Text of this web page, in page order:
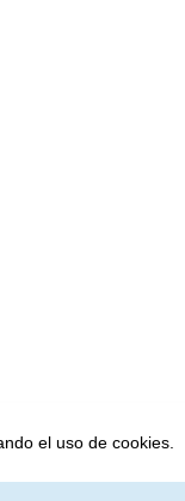
el uso de cookies.